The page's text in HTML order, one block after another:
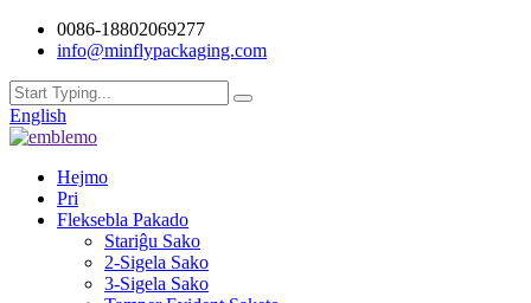
0086-18802069277
info@minflypackaging.com
English
Hejmo
Pri
Fleksebla Pakado
Stariĝu Sako
2-Sigela Sako
3-Sigela Sako